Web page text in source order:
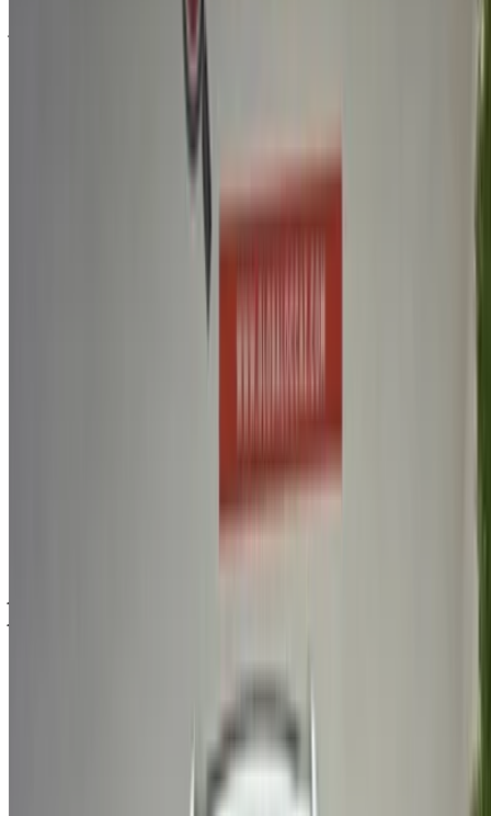
في فاس. احجز سيارات للإيجار بميزانية محدودة، سيارات دفع
مستعملة بي واي دي سيارة سيارة - أسعار مميزة في
اطلب عرض سعر مخصص على سيارتك المفضلة بي واي دي سيارة
التطبيقات المحمولة، بدون عمولة أو رسوم حجز. نسعى إلى إحداث
تغيير هائلسيارات مستعملةفي قطاع تأجير السيارات في الإمارات
إلكترونيًا، لتسهيل المهمة وتيسيرها عليك. قارن بين العروض
المباشرة على كافة أنواع الخيارات المتوفرة للاستئجار من فئة
باستخدام هذا الموقع، فإنك توافق على الشروط والأحكام وسياسة
الخصوصية الخاصة بنا وتُخلي مسؤولية OneClickDrive.com عن